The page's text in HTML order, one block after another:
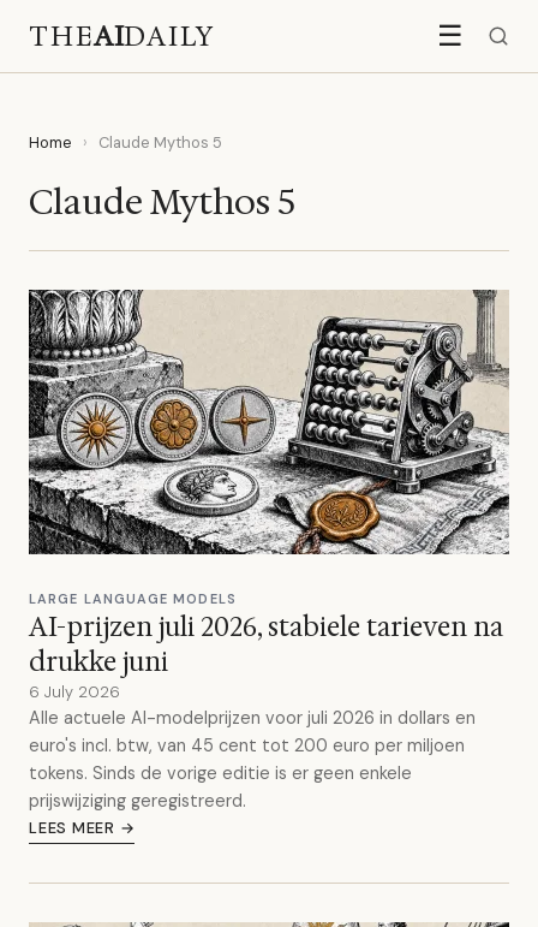
THEAIDAILY ☰
Home › Claude Mythos 5
Claude Mythos 5
LARGE LANGUAGE MODELS
AI-prijzen juli 2026, stabiele tarieven na
drukke juni
6 July 2026
Alle actuele AI-modelprijzen voor juli 2026 in dollars en
euro's incl. btw, van 45 cent tot 200 euro per miljoen
tokens. Sinds de vorige editie is er geen enkele
prijswijziging geregistreerd.
LEES MEER →